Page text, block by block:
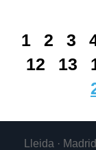
1 2 3
12
13
Lleida ·